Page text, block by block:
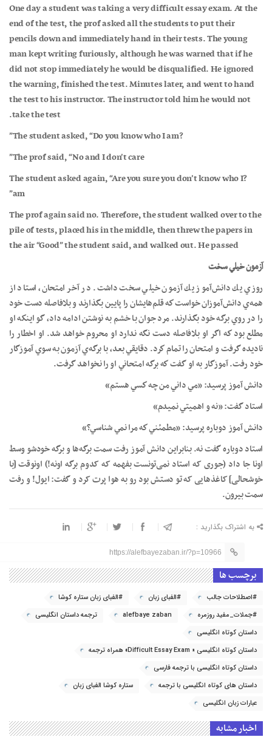
One day a student was taking a very difficult essay exam. At the
end of the test, the prof asked all the students to put their
pencils down and immediately hand in their tests. The young
man kept writing furiously, although he was warned that if he
did not stop immediately he would be disqualified. He ignored
the warning, finished the test. Minutes later, and went to hand
the test to his instructor. The instructor told him he would not
take the test.
?The student asked, “Do you know who I am”
The prof said, “No and I don’t care”
?The student asked again, “Are you sure you don’t know who I
am”
The prof again said no. Therefore, the student walked over to the
pile of tests, placed his in the middle, then threw the papers in
the air “Good” the student said, and walked out. He passed
آزمون خيلي سخت
روزي يك دانش‌آموز يك آزمون خيلي سخت داشت. در آخر امتحان، استاد از
همه‌ي دانش‌آموزان خواست كه قلم‌هايشان را پايين بگذارند و بلافاصله دست خود
را در روي برگه خود بگذارند. مرد جوان با خشم به نوشتن ادامه داد، گو اينكه او
مطلع بود كه اگر او بلافاصله دست نگه ندارد او محروم خواهد شد. او اخطار را
ناديده گرفت و امتحان را تمام كرد. دقايقي بعد، با برگه‌ي آزمون به سوي آموزگار
خود رفت. آموزگار به او گفت كه برگه امتحاني او را نخواهد گرفت.
دانش آموز پرسيد: «مي داني من چه كسي هستم»
استاد گفت: «نه و اهميتي نميدم»
دانش آموز دوباره پرسيد: «مطمئني كه مرا نمي شناسي؟»
استاد دوباره گفت نه. بنابراین دانش آموز رفت سمت برگه‌ها و برگه خودشو وسط
اونا جا داد (جوری که استاد نمی‌تونست بفهمه که کدوم برگه اونه!) اونوقت [با
خوشحالی] کاغذهایی که تو دستش بود رو به هوا پرت کرد و گفت: ایول! و رفت
سمت بیرون.
به اشتراک بگذارید :
https://alefbayezaban.ir/?p=10966
برچسب ها
#اصطلاحات جالب #الفبای زبان
#الفبای زبان ستاره کوشا
#جملات_مفید روزمره
alefbaye zaban
ترجمه داستان انگلیسی
داستان کوتاه انگلیسی
داستان کوتاه انگلیسی « Difficult Essay Exam» همراه ترجمه
داستان کوتاه انگلیسی با ترجمه فارسی
داستان های کوتاه انگلیسی با ترجمه
ستاره کوشا الفبای زبان
عبارات زبان انگلیسی
اخبار مشابه